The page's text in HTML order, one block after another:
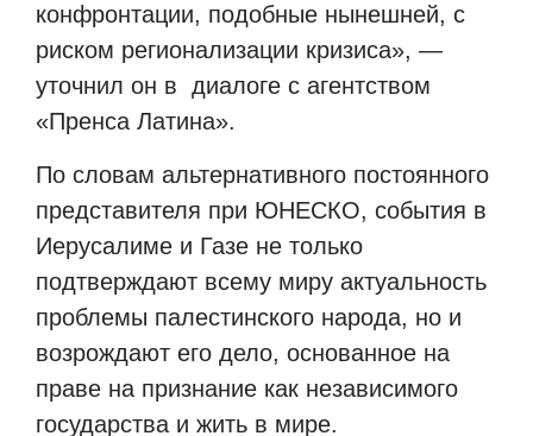
конфронтации, подобные нынешней, с
риском регионализации кризиса», —
уточнил он в диалоге с агентством
«Пренса Латина».
По словам альтернативного постоянного
представителя при ЮНЕСКО, события в
Иерусалиме и Газе не только
подтверждают всему миру актуальность
проблемы палестинского народа, но и
возрождают его дело, основанное на
праве на признание как независимого
государства и жить в мире.